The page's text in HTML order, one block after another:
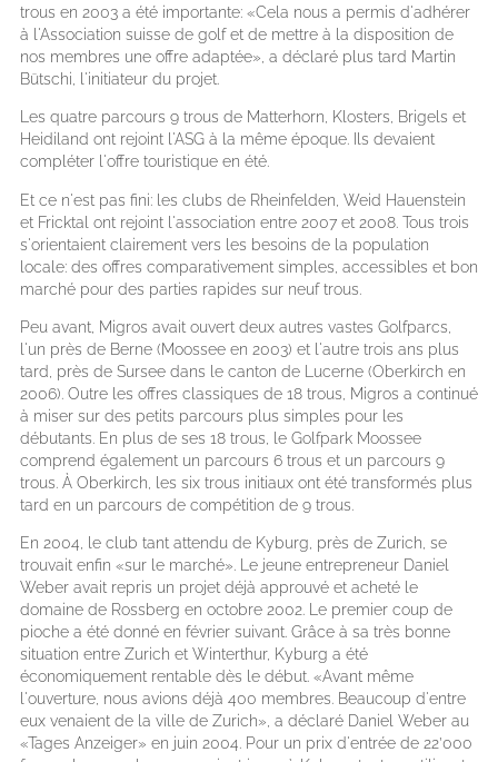
trous en 2003 a été importante: «Cela nous a permis d'adhérer
à l'Association suisse de golf et de mettre à la disposition de
nos membres une offre adaptée», a déclaré plus tard Martin
Bütschi, l'initiateur du projet.
Les quatre parcours 9 trous de Matterhorn, Klosters, Brigels et
Heidiland ont rejoint l'ASG à la même époque. Ils devaient
compléter l'offre touristique en été.
Et ce n'est pas fini: les clubs de Rheinfelden, Weid Hauenstein
et Fricktal ont rejoint l'association entre 2007 et 2008. Tous trois
s'orientaient clairement vers les besoins de la population
locale: des offres comparativement simples, accessibles et bon
marché pour des parties rapides sur neuf trous.
Peu avant, Migros avait ouvert deux autres vastes Golfparcs,
l'un près de Berne (Moossee en 2003) et l'autre trois ans plus
tard, près de Sursee dans le canton de Lucerne (Oberkirch en
2006). Outre les offres classiques de 18 trous, Migros a continué
à miser sur des petits parcours plus simples pour les
débutants. En plus de ses 18 trous, le Golfpark Moossee
comprend également un parcours 6 trous et un parcours 9
trous. À Oberkirch, les six trous initiaux ont été transformés plus
tard en un parcours de compétition de 9 trous.
En 2004, le club tant attendu de Kyburg, près de Zurich, se
trouvait enfin «sur le marché». Le jeune entrepreneur Daniel
Weber avait repris un projet déjà approuvé et acheté le
domaine de Rossberg en octobre 2002. Le premier coup de
pioche a été donné en février suivant. Grâce à sa très bonne
situation entre Zurich et Winterthur, Kyburg a été
économiquement rentable dès le début. «Avant même
l'ouverture, nous avions déjà 400 membres. Beaucoup d'entre
eux venaient de la ville de Zurich», a déclaré Daniel Weber au
«Tages Anzeiger» en juin 2004. Pour un prix d'entrée de 22’000